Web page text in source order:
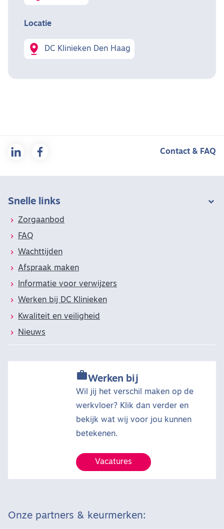
Locatie
DC Klinieken Den Haag
Contact & FAQ
Snelle links
Zorgaanbod
FAQ
Wachttijden
Afspraak maken
Informatie voor verwijzers
Werken bij DC Klinieken
Kwaliteit en veiligheid
Nieuws
Werken bij
Wil jij het verschil maken op de
werkvloer? Klik dan verder en
bekijk wat wij voor jou kunnen
betekenen.
Vacatures
Onze partners & keurmerken: